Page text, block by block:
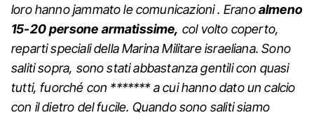
loro hanno jammato le comunicazioni . Eranoalmeno
15-20 persone armatissime, col volto coperto,
reparti speciali della Marina Militare israeliana. Sono
saliti sopra, sono stati abbastanza gentili con quasi
tutti, fuorché con ******* a cui hanno dato un calcio
con il dietro del fucile. Quando sono saliti siamo